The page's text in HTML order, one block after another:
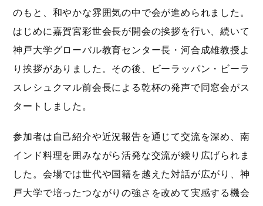
のもと、和やかな雰囲気の中で会が進められました。
はじめに嘉賀宮彩世会長が開会の挨拶を行い、続いて
神戸大学グローバル教育センター長・河合成雄教授よ
り挨拶がありました。その後、ビーラッパン・ビーラ
スレシュクマル前会長による乾杯の発声で同窓会がス
タートしました。
参加者は自己紹介や近況報告を通じて交流を深め、南
インド料理を囲みながら活発な交流が繰り広げられま
した。会場では世代や国籍を越えた対話が広がり、神
戸大学で培ったつながりの強さを改めて実感する機会